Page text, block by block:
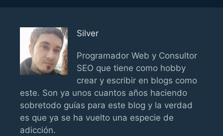
Silver
Programador Web y Consultor
SEO que tiene como hobby
crear y escribir en blogs como
este. Son ya unos cuantos años haciendo
sobretodo guías para este blog y la verdad
es que ya se ha vuelto una especie de
adicción.